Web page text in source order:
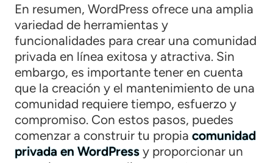
En resumen, WordPress ofrece una amplia
variedad de herramientas y
funcionalidades para crear una comunidad
privada en línea exitosa y atractiva. Sin
embargo, es importante tener en cuenta
que la creación y el mantenimiento de una
comunidad requiere tiempo, esfuerzo y
compromiso. Con estos pasos, puedes
comenzar a construir tu propia comunidad
privada en WordPress y proporcionar un